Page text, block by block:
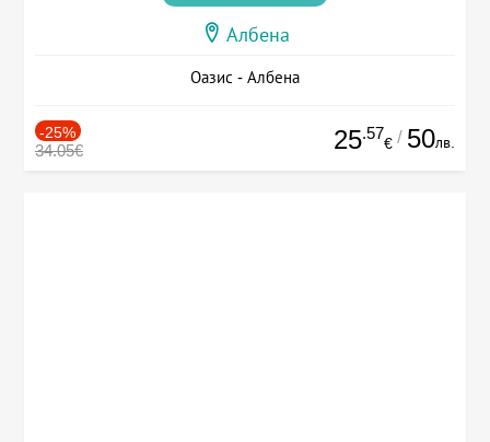
Албена
Оазис - Албена
-25%
34.05€ 25.57
€ / 50лв.